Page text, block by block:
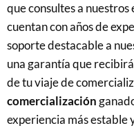
que consultes a
cuentan con años de
soporte destacable a
una garantía que
de tu viaje de
comercialización
experiencia más estable